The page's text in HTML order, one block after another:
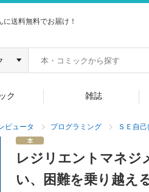
送料無料でお届け！
ク 雑誌
ピュータ プログラミング ＳＥ自
レジリエントマネ
い、困難を乗り越え